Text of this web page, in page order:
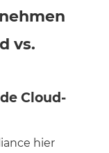
vs.
Cloud-
hier